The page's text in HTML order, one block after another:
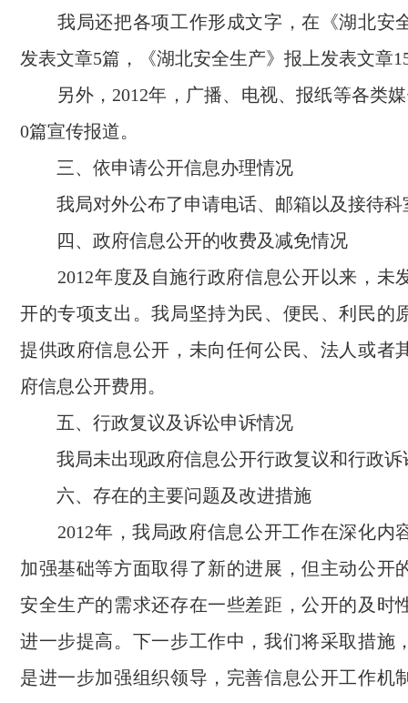
我局还把各项工作形成文字，在《湖北安
发表文章5篇，《湖北安全生产》报上发表文章
另外，2012年，广播、电视、报纸等各类媒
0篇宣传报道。
三、依申请公开信息办理情况
我局对外公布了申请电话、邮箱以及接待科
四、政府信息公开的收费及减免情况
2012年度及自施行政府信息公开以来，未
开的专项支出。我局坚持为民、便民、利民的
提供政府信息公开，未向任何公民、法人或者
府信息公开费用。
五、行政复议及诉讼申诉情况
我局未出现政府信息公开行政复议和行政诉
六、存在的主要问题及改进措施
2012年，我局政府信息公开工作在深化内
加强基础等方面取得了新的进展，但主动公开
安全生产的需求还存在一些差距，公开的及时
进一步提高。下一步工作中，我们将采取措施
是进一步加强组织领导，完善信息公开工作机